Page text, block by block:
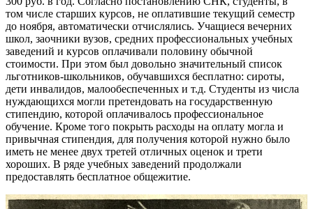
том числе старших курсов, не оплатившие текущий семестр
до ноября, автоматически отчислялись. Учащиеся вечерних
школ, заочники вузов, средних профессиональных учебных
заведений и курсов оплачивали половину обычной
стоимости. При этом был довольно значительный список
льготников-школьников, обучавшихся бесплатно: сироты,
дети инвалидов, малообеспеченных и т.д. Студенты из числа
нуждающихся могли претендовать на государственную
стипендию, которой оплачивалось профессиональное
обучение. Кроме того покрыть расходы на оплату могла и
привычная стипендия, для получения которой нужно было
иметь не менее двух третей отличных оценок и трети
хороших. В ряде учебных заведений продолжали
предоставлять бесплатное общежитие.